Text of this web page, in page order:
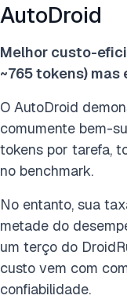
AutoDroid
Melhor custo-
~765 tokens)
O AutoDroid
comumente bem-
tokens por tarefa,
no benchmark.
No entanto, sua
metade do
um terço do
custo vem com
confiabilidade.